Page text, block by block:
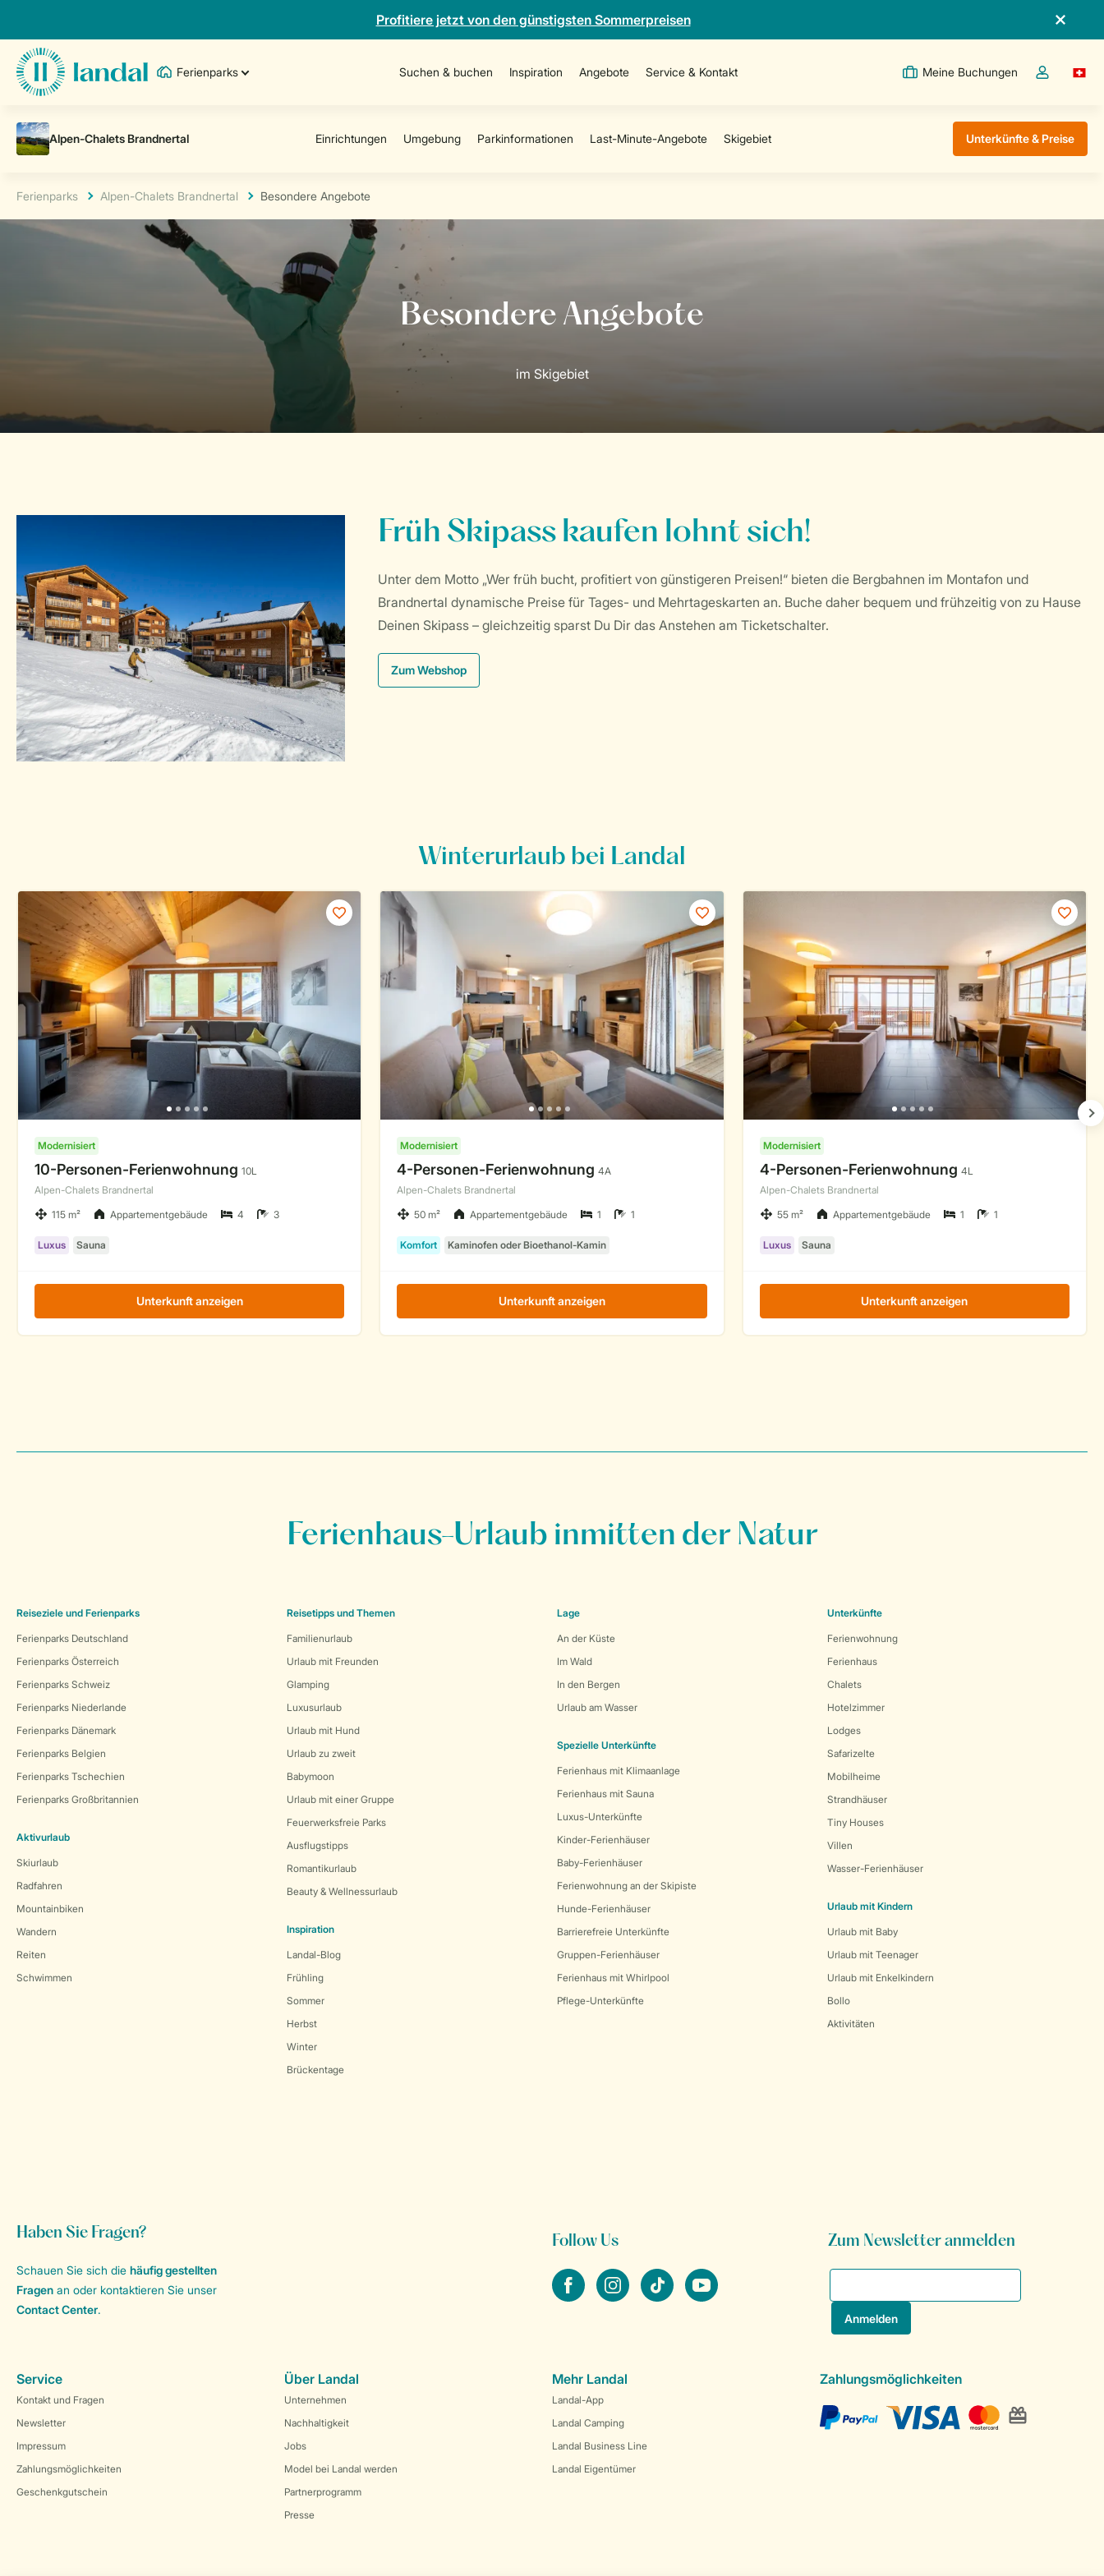
Profitiere jetzt von den günstigsten Sommerpreisen
Ferienparks Suchen & buchen Inspiration Angebote Service & Kontakt Meine Buchungen
Dropdown-
Unterkünfte & Preise
Ferienparks Alpen-Chalets Brandnertal Besondere Angebote
Früh Skipass kaufen lohnt sich!
Unter dem Motto „Wer früh bucht, profitiert von günstigeren Preisen!“ bieten die Bergbahnen im Montafon und
Brandnertal dynamische Preise für Tages- und Mehrtageskarten an. Buche daher bequem und frühzeitig von zu Hause
Deinen Skipass – gleichzeitig sparst Du Dir das Anstehen am Ticketschalter.
Zum Webshop
Ferienhaus-Urlaub inmitten der Natur
Reiseziele und Ferienparks
Ferienparks Deutschland
Ferienparks Österreich
Ferienparks Schweiz
Ferienparks Niederlande
Ferienparks Dänemark
Ferienparks Belgien
Ferienparks Tschechien
Ferienparks Großbritannien
Aktivurlaub
Skiurlaub
Radfahren
Mountainbiken
Wandern
Reiten
Schwimmen
Reisetipps und Themen
Familienurlaub
Urlaub mit Freunden
Glamping
Luxusurlaub
Urlaub mit Hund
Urlaub zu zweit
Babymoon
Urlaub mit einer Gruppe
Feuerwerksfreie Parks
Ausflugstipps
Romantikurlaub
Beauty & Wellnessurlaub
Inspiration
Landal-Blog
Frühling
Sommer
Herbst
Winter
Brückentage
Lage
An der Küste
Im Wald
In den Bergen
Urlaub am Wasser
Spezielle Unterkünfte
Ferienhaus mit Klimaanlage
Ferienhaus mit Sauna
Luxus-Unterkünfte
Kinder-Ferienhäuser
Baby-Ferienhäuser
Ferienwohnung an der Skipiste
Hunde-Ferienhäuser
Barrierefreie Unterkünfte
Gruppen-Ferienhäuser
Ferienhaus mit Whirlpool
Pflege-Unterkünfte
Unterkünfte
Ferienwohnung
Ferienhaus
Chalets
Hotelzimmer
Lodges
Safarizelte
Mobilheime
Strandhäuser
Tiny Houses
Villen
Wasser-Ferienhäuser
Urlaub mit Kindern
Urlaub mit Baby
Urlaub mit Teenager
Urlaub mit Enkelkindern
Bollo
Aktivitäten
Haben Sie Fragen?
Schauen Sie sich die häufig gestellten
Fragen an oder kontaktieren Sie unser
Contact Center.
Follow Us
facebookinstagramtiktok youtube
Zum Newsletter anmelden
Service
Kontakt und Fragen
Newsletter
Impressum
Zahlungsmöglichkeiten
Geschenkgutschein
Über Landal
Unternehmen
Nachhaltigkeit
Jobs
Model bei Landal werden
Partnerprogramm
Presse
Mehr Landal
Landal-App
Landal Camping
Landal Business Line
Landal Eigentümer
Zahlungsmöglichkeiten